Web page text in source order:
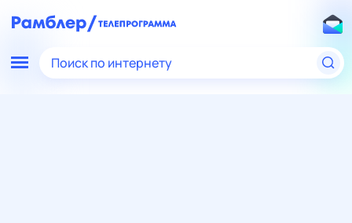
Поиск по интернету